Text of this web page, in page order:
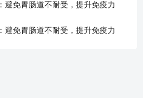
避免胃肠道不耐受，提升免疫力
避免胃肠道不耐受，提升免疫力